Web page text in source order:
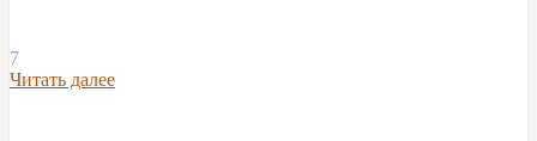
7
Читать далее